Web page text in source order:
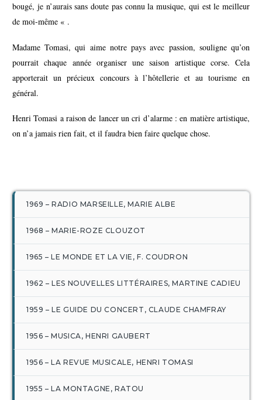
bougé, je n’aurais sans doute pas connu la musique, qui est le meilleur
de moi-même « .
Madame Tomasi, qui aime notre pays avec passion, souligne qu’on
pourrait chaque année organiser une saison artistique corse. Cela
apporterait un précieux concours à l’hôtellerie et au tourisme en
général.
Henri Tomasi a raison de lancer un cri d’alarme : en matière artistique,
on n’a jamais rien fait, et il faudra bien faire quelque chose.
1969 – RADIO MARSEILLE, MARIE ALBE
1968 – MARIE-ROZE CLOUZOT
1965 – LE MONDE ET LA VIE, F. COUDRON
1962 – LES NOUVELLES LITTÉRAIRES, MARTINE CADIEU
1959 – LE GUIDE DU CONCERT, CLAUDE CHAMFRAY
1956 – MUSICA, HENRI GAUBERT
1956 – LA REVUE MUSICALE, HENRI TOMASI
1955 – LA MONTAGNE, RATOU